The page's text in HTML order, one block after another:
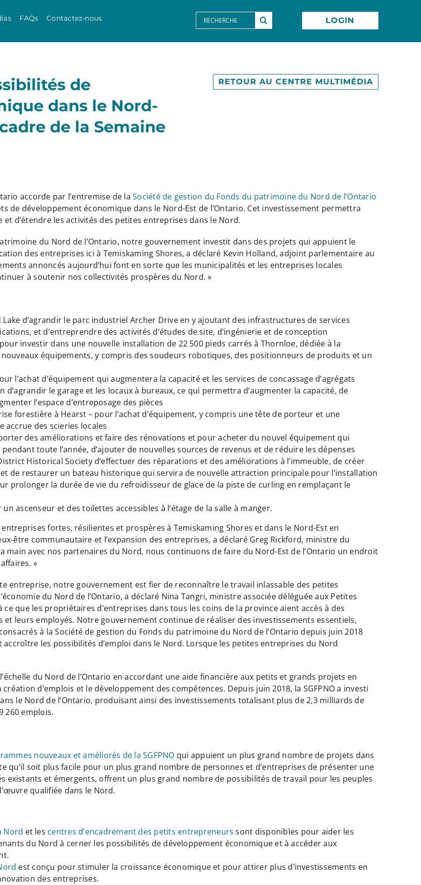
FAQs Contactez-nous
Search
for:
LOGIN
de
dans le Nord-
de la Semaine
RETOUR AU CENTRE MULTIMÉDIA
accorde par l’entremise de laSociété de gestion du Fonds du patrimoine du Nord de l’Ontario
de développement économique dans le Nord-Est de l’Ontario. Cet investissement permettra
d’étendre les activités des petites entreprises dans le Nord.
du Nord de l’Ontario, notre gouvernement investit dans des projets qui appuient le
des entreprises ici à Temiskaming Shores, a déclaré Kevin Holland, adjoint parlementaire au
annoncés aujourd’hui font en sorte que les municipalités et les entreprises locales
à soutenir nos collectivités prospères du Nord. »
d’agrandir le parc industriel Archer Drive en y ajoutant des infrastructures de services
et d’entreprendre des activités d’études de site, d’ingénierie et de conception
investir dans une nouvelle installation de 22 500 pieds carrés à Thornloe, dédiée à la
équipements, y compris des soudeurs robotiques, des positionneurs de produits et un
l’achat d’équipement qui augmentera la capacité et les services de concassage d’agrégats
d’agrandir le garage et les locaux à bureaux, ce qui permettra d’augmenter la capacité, de
l’espace d’entreposage des pièces
forestière à Hearst – pour l’achat d’équipement, y compris une tête de porteur et une
accrue des scieries locales
des améliorations et faire des rénovations et pour acheter du nouvel équipement qui
toute l’année, d’ajouter de nouvelles sources de revenus et de réduire les dépenses
Historical Society d’effectuer des réparations et des améliorations à l’immeuble, de créer
et de restaurer un bateau historique qui servira de nouvelle attraction principale pour l’installation
prolonger la durée de vie du refroidisseur de glace de la piste de curling en remplaçant le
ascenseur et des toilettes accessibles à l’étage de la salle à manger.
fortes, résilientes et prospères à Temiskaming Shores et dans le Nord-Est en
être communautaire et l’expansion des entreprises, a déclaré Greg Rickford, ministre du
main avec nos partenaires du Nord, nous continuons de faire du Nord-Est de l’Ontario un endroit
»
entreprise, notre gouvernement est fier de reconnaître le travail inlassable des petites
du Nord de l’Ontario, a déclaré Nina Tangri, ministre associée déléguée aux Petites
que les propriétaires d’entreprises dans tous les coins de la province aient accès à des
leurs employés. Notre gouvernement continue de réaliser des investissements essentiels,
à la Société de gestion du Fonds du patrimoine du Nord de l’Ontario depuis juin 2018
les possibilités d’emploi dans le Nord. Lorsque les petites entreprises du Nord
du Nord de l’Ontario en accordant une aide financière aux petits et grands projets en
d’emplois et le développement des compétences. Depuis juin 2018, la SGFPNO a investi
le Nord de l’Ontario, produisant ainsi des investissements totalisant plus de 2,3 milliards de
260 emplois.
nouveaux et améliorés de la SGFPNO qui appuient un plus grand nombre de projets dans
qu’il soit plus facile pour un plus grand nombre de personnes et d’entreprises de présenter une
existants et émergents, offrent un plus grand nombre de possibilités de travail pour les peuples
qualifiée dans le Nord.
Nord et les centres d’encadrement des petits entrepreneurs sont disponibles pour aider les
du Nord à cerner les possibilités de développement économique et à accéder aux
est conçu pour stimuler la croissance économique et pour attirer plus d’investissements en
des entreprises.